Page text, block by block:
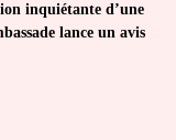
inquiétante d’une
lance un avis